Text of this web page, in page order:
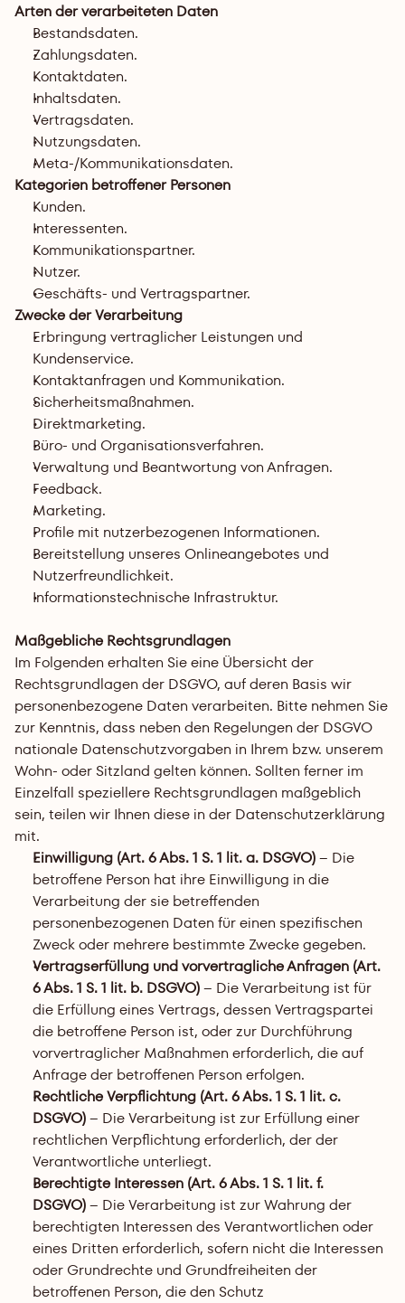
Arten der verarbeiteten Daten
Bestandsdaten.
Zahlungsdaten.
Kontaktdaten.
Inhaltsdaten.
Vertragsdaten.
Nutzungsdaten.
Meta-/Kommunikationsdaten.
Kategorien betroffener Personen
Kunden.
Interessenten.
Kommunikationspartner.
Nutzer.
Geschäfts- und Vertragspartner.
Zwecke der Verarbeitung
Erbringung vertraglicher Leistungen und
Kundenservice.
Kontaktanfragen und Kommunikation.
Sicherheitsmaßnahmen.
Direktmarketing.
Büro- und Organisationsverfahren.
Verwaltung und Beantwortung von Anfragen.
Feedback.
Marketing.
Profile mit nutzerbezogenen Informationen.
Bereitstellung unseres Onlineangebotes und
Nutzerfreundlichkeit.
Informationstechnische Infrastruktur.
Maßgebliche Rechtsgrundlagen
Im Folgenden erhalten Sie eine Übersicht der
Rechtsgrundlagen der DSGVO, auf deren Basis wir
personenbezogene Daten verarbeiten. Bitte nehmen Sie
zur Kenntnis, dass neben den Regelungen der DSGVO
nationale Datenschutzvorgaben in Ihrem bzw. unserem
Wohn- oder Sitzland gelten können. Sollten ferner im
Einzelfall speziellere Rechtsgrundlagen maßgeblich
sein, teilen wir Ihnen diese in der Datenschutzerklärung
mit.
Einwilligung (Art. 6 Abs. 1 S. 1 lit. a. DSGVO) – Die
betroffene Person hat ihre Einwilligung in die
Verarbeitung der sie betreffenden
personenbezogenen Daten für einen spezifischen
Zweck oder mehrere bestimmte Zwecke gegeben.
Vertragserfüllung und vorvertragliche Anfragen (Art.
6 Abs. 1 S. 1 lit. b. DSGVO) – Die Verarbeitung ist für
die Erfüllung eines Vertrags, dessen Vertragspartei
die betroffene Person ist, oder zur Durchführung
vorvertraglicher Maßnahmen erforderlich, die auf
Anfrage der betroffenen Person erfolgen.
Rechtliche Verpflichtung (Art. 6 Abs. 1 S. 1 lit. c.
DSGVO) – Die Verarbeitung ist zur Erfüllung einer
rechtlichen Verpflichtung erforderlich, der der
Verantwortliche unterliegt.
Berechtigte Interessen (Art. 6 Abs. 1 S. 1 lit. f.
DSGVO) – Die Verarbeitung ist zur Wahrung der
berechtigten Interessen des Verantwortlichen oder
eines Dritten erforderlich, sofern nicht die Interessen
oder Grundrechte und Grundfreiheiten der
betroffenen Person, die den Schutz